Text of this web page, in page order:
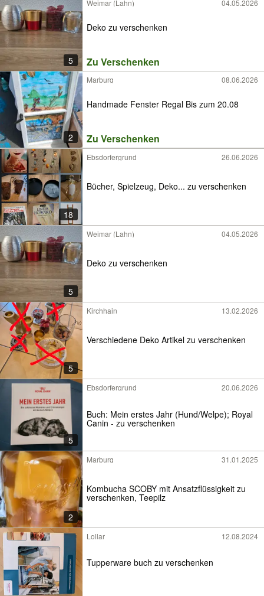
5
Weimar (Lahn) 04.05.2026
Deko zu verschenken
Zu Verschenken
2
Marburg 08.06.2026
Handmade Fenster Regal Bis zum 20.08
Zu Verschenken
18
Ebsdorfergrund 26.06.2026
Bücher, Spielzeug, Deko... zu verschenken
5
Weimar (Lahn) 04.05.2026
Deko zu verschenken
5
Kirchhain 13.02.2026
Verschiedene Deko Artikel zu verschenken
5
Ebsdorfergrund 20.06.2026
Buch: Mein erstes Jahr (Hund/Welpe); Royal
Canin - zu verschenken
2
Marburg 31.01.2025
Kombucha SCOBY mit Ansatzflüssigkeit zu
verschenken, Teepilz
Lollar 12.08.2024
Tupperware buch zu verschenken